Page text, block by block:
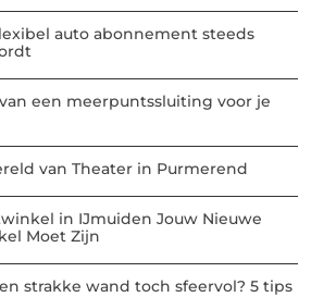
auto abonnement steeds
een meerpuntssluiting voor je
van Theater in Purmerend
in IJmuiden Jouw Nieuwe
Moet Zijn
strakke wand toch sfeervol? 5 tips